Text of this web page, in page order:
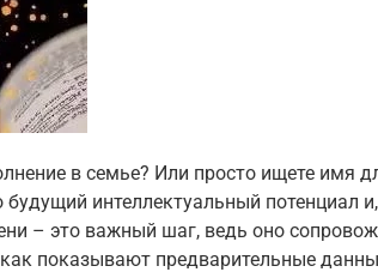
в семье? Или просто ищете имя
будущий интеллектуальный потенциал
– это важный шаг, ведь оно
показывают предварительные